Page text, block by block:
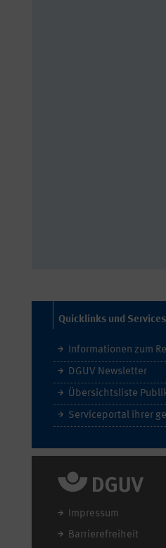
Quicklinks und Services
Informationen zum
DGUV Newsletter
Übersichtsliste
Serviceportal ihrer
Impressum
Barrierefreiheit